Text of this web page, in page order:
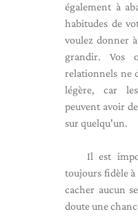
également à
habitudes de
voulez donner
grandir. Vos
relationnels ne
légère, car
peuvent avoir
sur quelqu'un.
Il est
toujours fidèle
cacher aucun
doute une